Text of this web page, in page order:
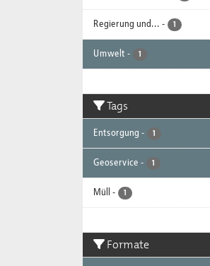
Regierung und... - 1
Umwelt - 1
Tags
Entsorgung - 1
Geoservice - 1
Müll - 1
Formate